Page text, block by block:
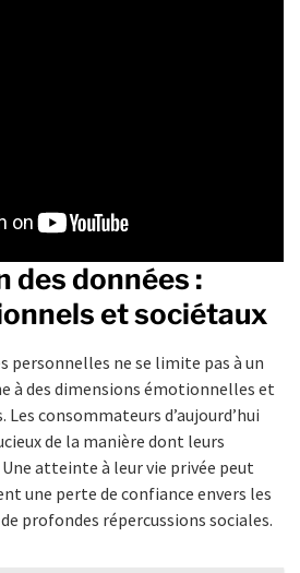
des données :
et sociétaux
personnelles ne se limite pas à un
à des dimensions émotionnelles et
consommateurs d’aujourd’hui
de la manière dont leurs
atteinte à leur vie privée peut
une perte de confiance envers les
profondes répercussions sociales.